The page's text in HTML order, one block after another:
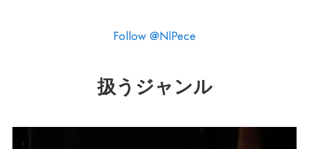
Follow @NlPece
扱うジャンル